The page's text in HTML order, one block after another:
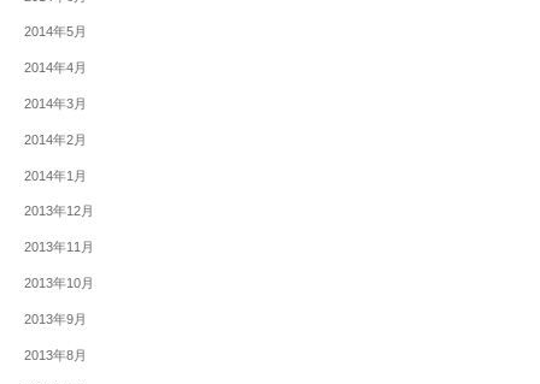
2014年5月
2014年4月
2014年3月
2014年2月
2014年1月
2013年12月
2013年11月
2013年10月
2013年9月
2013年8月